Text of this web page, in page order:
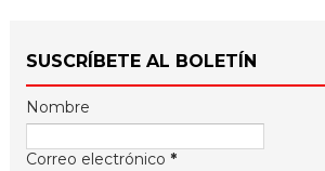
SUSCRÍBETE AL BOLETÍN
Nombre
Correo electrónico *